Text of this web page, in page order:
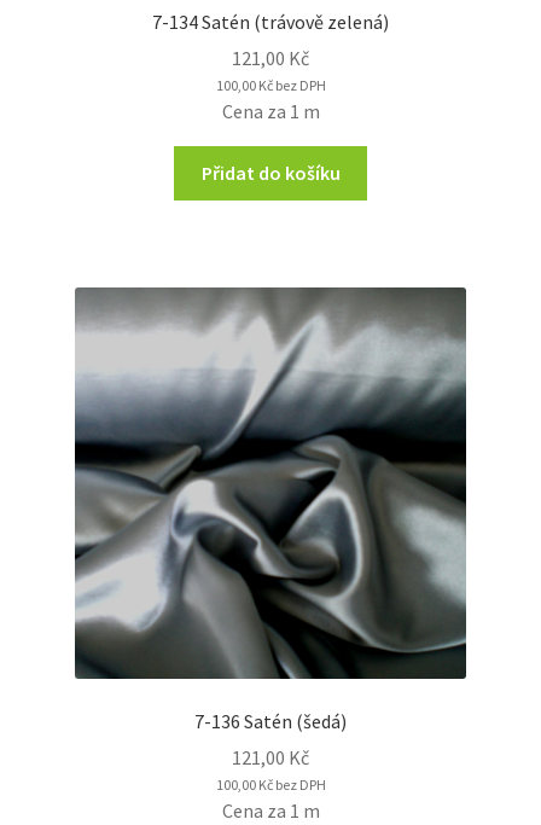
7-134 Satén (trávově zelená)
121,00 Kč
100,00 Kčbez DPH
Cena za 1 m
Přidat do košíku
7-136 Satén (šedá)
121,00 Kč
100,00 Kčbez DPH
Cena za 1 m